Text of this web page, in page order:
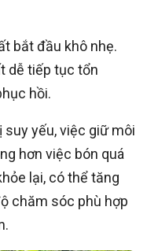
bắt đầu khô nhẹ.
dễ tiếp tục tổn
hồi.
suy yếu, việc giữ môi
hơn việc bón quá
lại, có thể tăng
chăm sóc phù hợp